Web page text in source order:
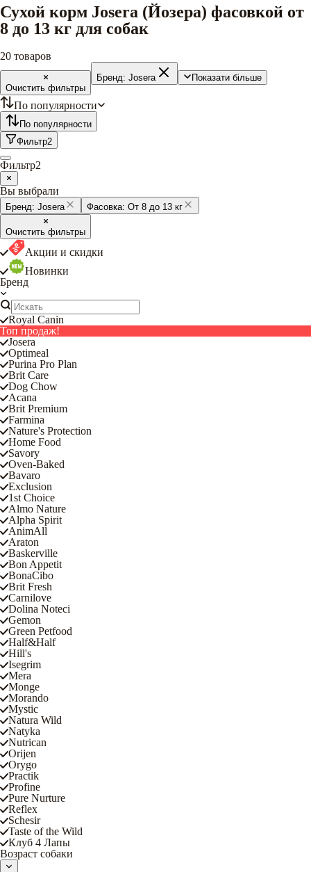
Сухой корм Josera (Йозера) фасовкой от
8 до 13 кг для собак
20 товаров
Очистить фильтры
Бренд: Josera Показати більше
По популярности
По популярности
Фильтр2
Фильтр2
Вы выбрали
Бренд: Josera Фасовка: От 8 до 13 кг
Очистить фильтры
Акции и скидки
Новинки
Бренд
Royal Canin
Топ продаж!
Josera
Optimeal
Purina Pro Plan
Brit Care
Dog Chow
Acana
Brit Premium
Farmina
Nature's Protection
Home Food
Savory
Oven-Baked
Bavaro
Exclusion
1st Choice
Almo Nature
Alpha Spirit
AnimAll
Araton
Baskerville
Bon Appetit
BonaCibo
Brit Fresh
Carnilove
Dolina Noteci
Gemon
Green Petfood
Half&Half
Hill's
Isegrim
Mera
Monge
Morando
Mystic
Natura Wild
Natyka
Nutrican
Orijen
Orygo
Practik
Profine
Pure Nurture
Reflex
Schesir
Taste of the Wild
Клуб 4 Лапы
Возраст собаки